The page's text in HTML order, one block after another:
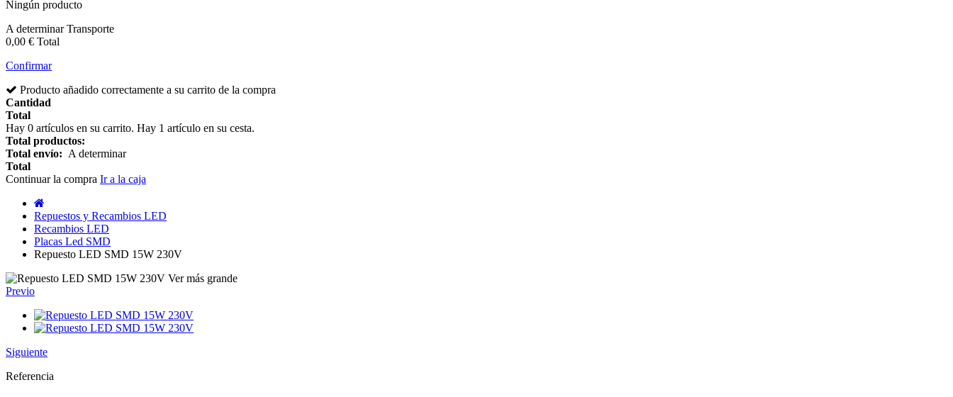
Ningún producto
A determinarTransporte
0,00 € Total
Confirmar
Producto añadido correctamente a su carrito de la compra
Cantidad
Total
Hay 0 artículos en su carrito. Hay 1 artículo en su cesta.
Total productos:
Total envío: A determinar
Total
Continuar la compra Ir a la caja
Repuestos y Recambios LED
Recambios LED
Placas Led SMD
Repuesto LED SMD 15W 230V
Ver más grande
Previo
Siguiente
Referencia